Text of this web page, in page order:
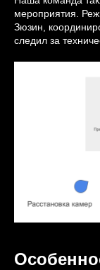
мероприятия.
Зюзин,
следил за